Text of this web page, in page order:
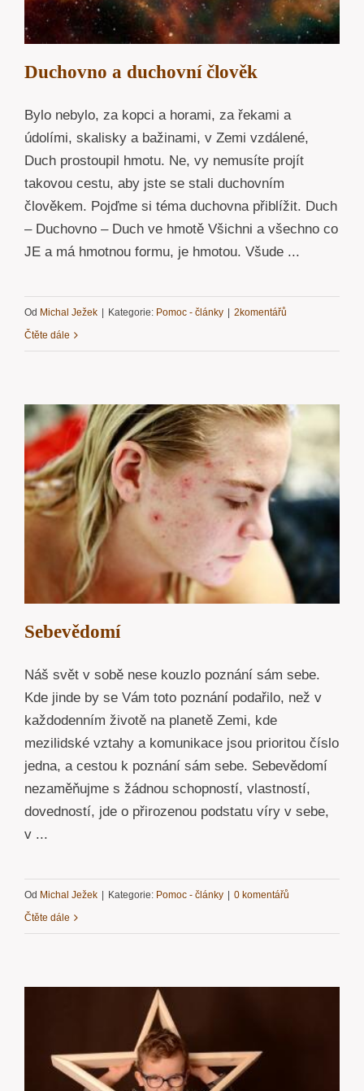
Duchovno a duchovní člověk
Bylo nebylo, za kopci a horami, za řekami a
údolími, skalisky a bažinami, v Zemi vzdálené,
Duch prostoupil hmotu. Ne, vy nemusíte projít
takovou cestu, aby jste se stali duchovním
člověkem. Pojďme si téma duchovna přiblížit. Duch
– Duchovno – Duch ve hmotě Všichni a všechno co
JE a má hmotnou formu, je hmotou. Všude ...
Od Michal Ježek | Kategorie: Pomoc - články | 2komentářů
Čtěte dále
Sebevědomí
Náš svět v sobě nese kouzlo poznání sám sebe.
Kde jinde by se Vám toto poznání podařilo, než v
každodenním životě na planetě Zemi, kde
mezilidské vztahy a komunikace jsou prioritou číslo
jedna, a cestou k poznání sám sebe. Sebevědomí
nezaměňujme s žádnou schopností, vlastností,
dovedností, jde o přirozenou podstatu víry v sebe,
v ...
Od Michal Ježek | Kategorie: Pomoc - články | 0 komentářů
Čtěte dále